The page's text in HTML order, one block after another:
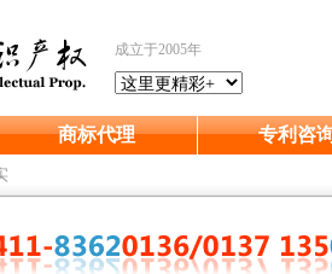
成立于2005年
商标代理 专利咨